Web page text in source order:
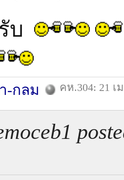
บ
-กลม คห.304: 21 เ